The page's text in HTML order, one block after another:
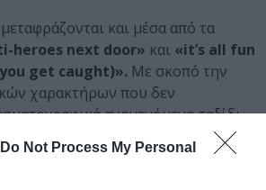
Do Not Process My Personal
και μέσα από τα
heroes next door» και «it’s all fun
get caught)». Με σκοπό την
χαρακτήρων που δεν
αναμενόμενο ταξίδι
πρόγραμμα θέλει να εμβαθύνει
της ηθικής, των κινήτρων, και